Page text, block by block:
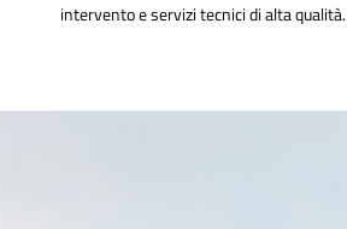
intervento e servizi tecnici di alta qualità.